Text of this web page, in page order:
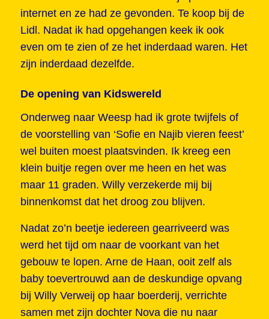
internet en ze had ze gevonden. Te koop bij de
Lidl. Nadat ik had opgehangen keek ik ook
even om te zien of ze het inderdaad waren. Het
zijn inderdaad dezelfde.
De opening van Kidswereld
Onderweg naar Weesp had ik grote twijfels of
de voorstelling van ‘Sofie en Najib vieren feest’
wel buiten moest plaatsvinden. Ik kreeg een
klein buitje regen over me heen en het was
maar 11 graden. Willy verzekerde mij bij
binnenkomst dat het droog zou blijven.
Nadat zo’n beetje iedereen gearriveerd was
werd het tijd om naar de voorkant van het
gebouw te lopen. Arne de Haan, ooit zelf als
baby toevertrouwd aan de deskundige opvang
bij Willy Verweij op haar boerderij, verrichte
samen met zijn dochter Nova die nu naar